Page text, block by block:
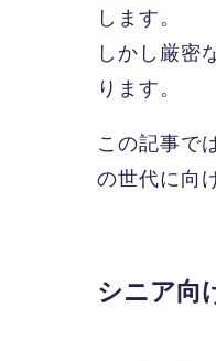
します。
しかし厳密
ります。
この記事で
の世代に向
シニア向